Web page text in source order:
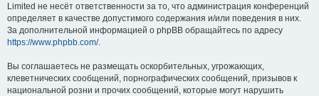
Limited не несёт ответственности за то, что администрация конференций
определяет в качестве допустимого содержания и/или поведения в них.
За дополнительной информацией о phpBB обращайтесь по адресу
https://www.phpbb.com/.
Вы соглашаетесь не размещать оскорбительных, угрожающих,
клеветнических сообщений, порнографических сообщений, призывов к
национальной розни и прочих сообщений, которые могут нарушить